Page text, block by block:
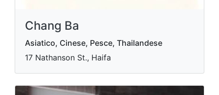
Chang Ba
Asiatico, Cinese, Pesce, Thailandese
17 Nathanson St., Haifa